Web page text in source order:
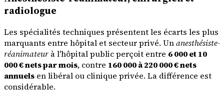
radiologue
Les spécialités techniques présentent les écarts les plus
marquants entre hôpital et secteur privé. Unanesthésiste-
réanimateur à l'hôpital public perçoit entre 6 000 et 10
000 € nets par mois, contre 160 000 à 220 000 € nets
annuels en libéral ou clinique privée. La différence est
considérable.